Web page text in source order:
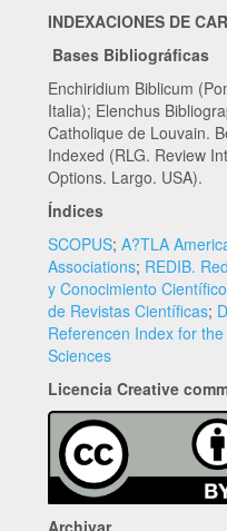
INDEXACIONES DE
Bases Bibliográficas
Enchiridium Biblicum
Italia); Elenchus
Catholique de
Indexed (RLG. Review
Options. Largo. USA).
Índices
SCOPUS; A?TLA
Associations; REDIB.
y Conocimiento Científico
de Revistas Científicas;
Referencen Index for
Sciences
Licencia Creative
Archivar